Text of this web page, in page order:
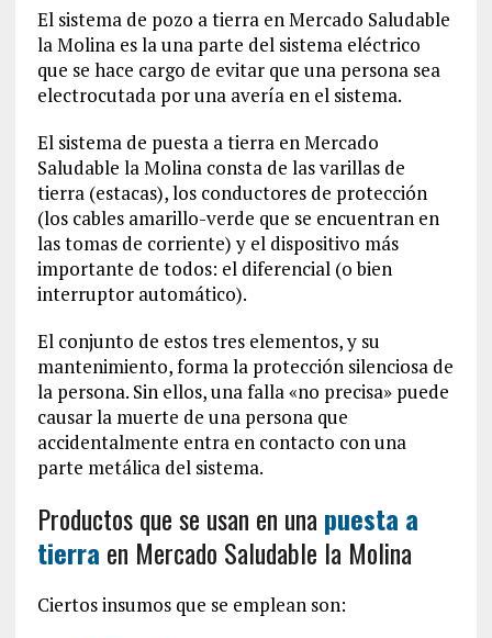
El sistema de pozo a tierra en Mercado Saludable
la Molina es la una parte del sistema eléctrico
que se hace cargo de evitar que una persona sea
electrocutada por una avería en el sistema.
El sistema de puesta a tierra en Mercado
Saludable la Molina consta de las varillas de
tierra (estacas), los conductores de protección
(los cables amarillo-verde que se encuentran en
las tomas de corriente) y el dispositivo más
importante de todos: el diferencial (o bien
interruptor automático).
El conjunto de estos tres elementos, y su
mantenimiento, forma la protección silenciosa de
la persona. Sin ellos, una falla «no precisa» puede
causar la muerte de una persona que
accidentalmente entra en contacto con una
parte metálica del sistema.
Productos que se usan en unapuesta a
tierra en Mercado Saludable la Molina
Ciertos insumos que se emplean son: